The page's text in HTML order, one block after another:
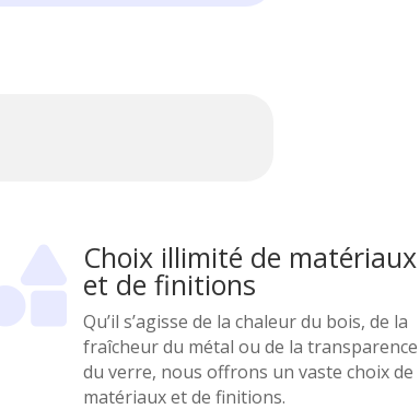
Choix illimité de matériaux
et de finitions
Qu’il s’agisse de la chaleur du bois, de la
fraîcheur du métal ou de la transparence
du verre, nous offrons un vaste choix de
matériaux et de finitions.